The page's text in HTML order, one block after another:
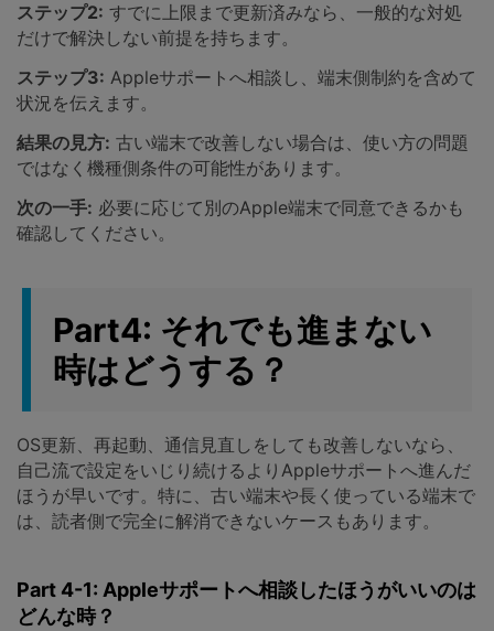
ステップ2: すでに上限まで更新済みなら、一般的な対処
だけで解決しない前提を持ちます。
ステップ3: Appleサポートへ相談し、端末側制約を含めて
状況を伝えます。
結果の見方: 古い端末で改善しない場合は、使い方の問題
ではなく機種側条件の可能性があります。
次の一手: 必要に応じて別のApple端末で同意できるかも
確認してください。
Part4: それでも進まない
時はどうする？
OS更新、再起動、通信見直しをしても改善しないなら、
自己流で設定をいじり続けるよりAppleサポートへ進んだ
ほうが早いです。特に、古い端末や長く使っている端末で
は、読者側で完全に解消できないケースもあります。
Part 4-1: Appleサポートへ相談したほうがいいのは
どんな時？